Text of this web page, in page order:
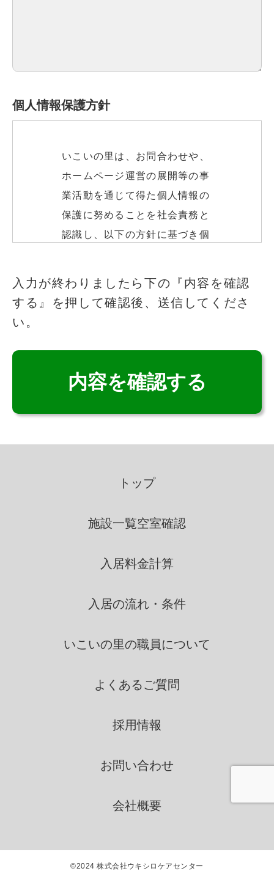
個人情報保護方針
いこいの里は、お問合わせや、
ホームページ運営の展開等の事
業活動を通じて得た個人情報の
保護に努めることを社会責務と
認識し、以下の方針に基づき個
個人情報の取得
致します。
個人情報の利用
の際に示した利用目的の範囲
者間との間で共同利用し、ま
者に依託する場合には、当該
第三者につき厳正な調査を行
ために、適正な監督を行いま
本人の同意を得ることなく、第
いこいの里は、個人情報の正確
このフィールドは空のままにしてください
入力が終わりましたら下の『内容を確認
する』を押して確認後、送信してくださ
い。
トップ
施設一覧空室確認
入居料金計算
入居の流れ・条件
いこいの里の職員について
よくあるご質問
採用情報
お問い合わせ
会社概要
©2024株式会社ウキシロケアセンター